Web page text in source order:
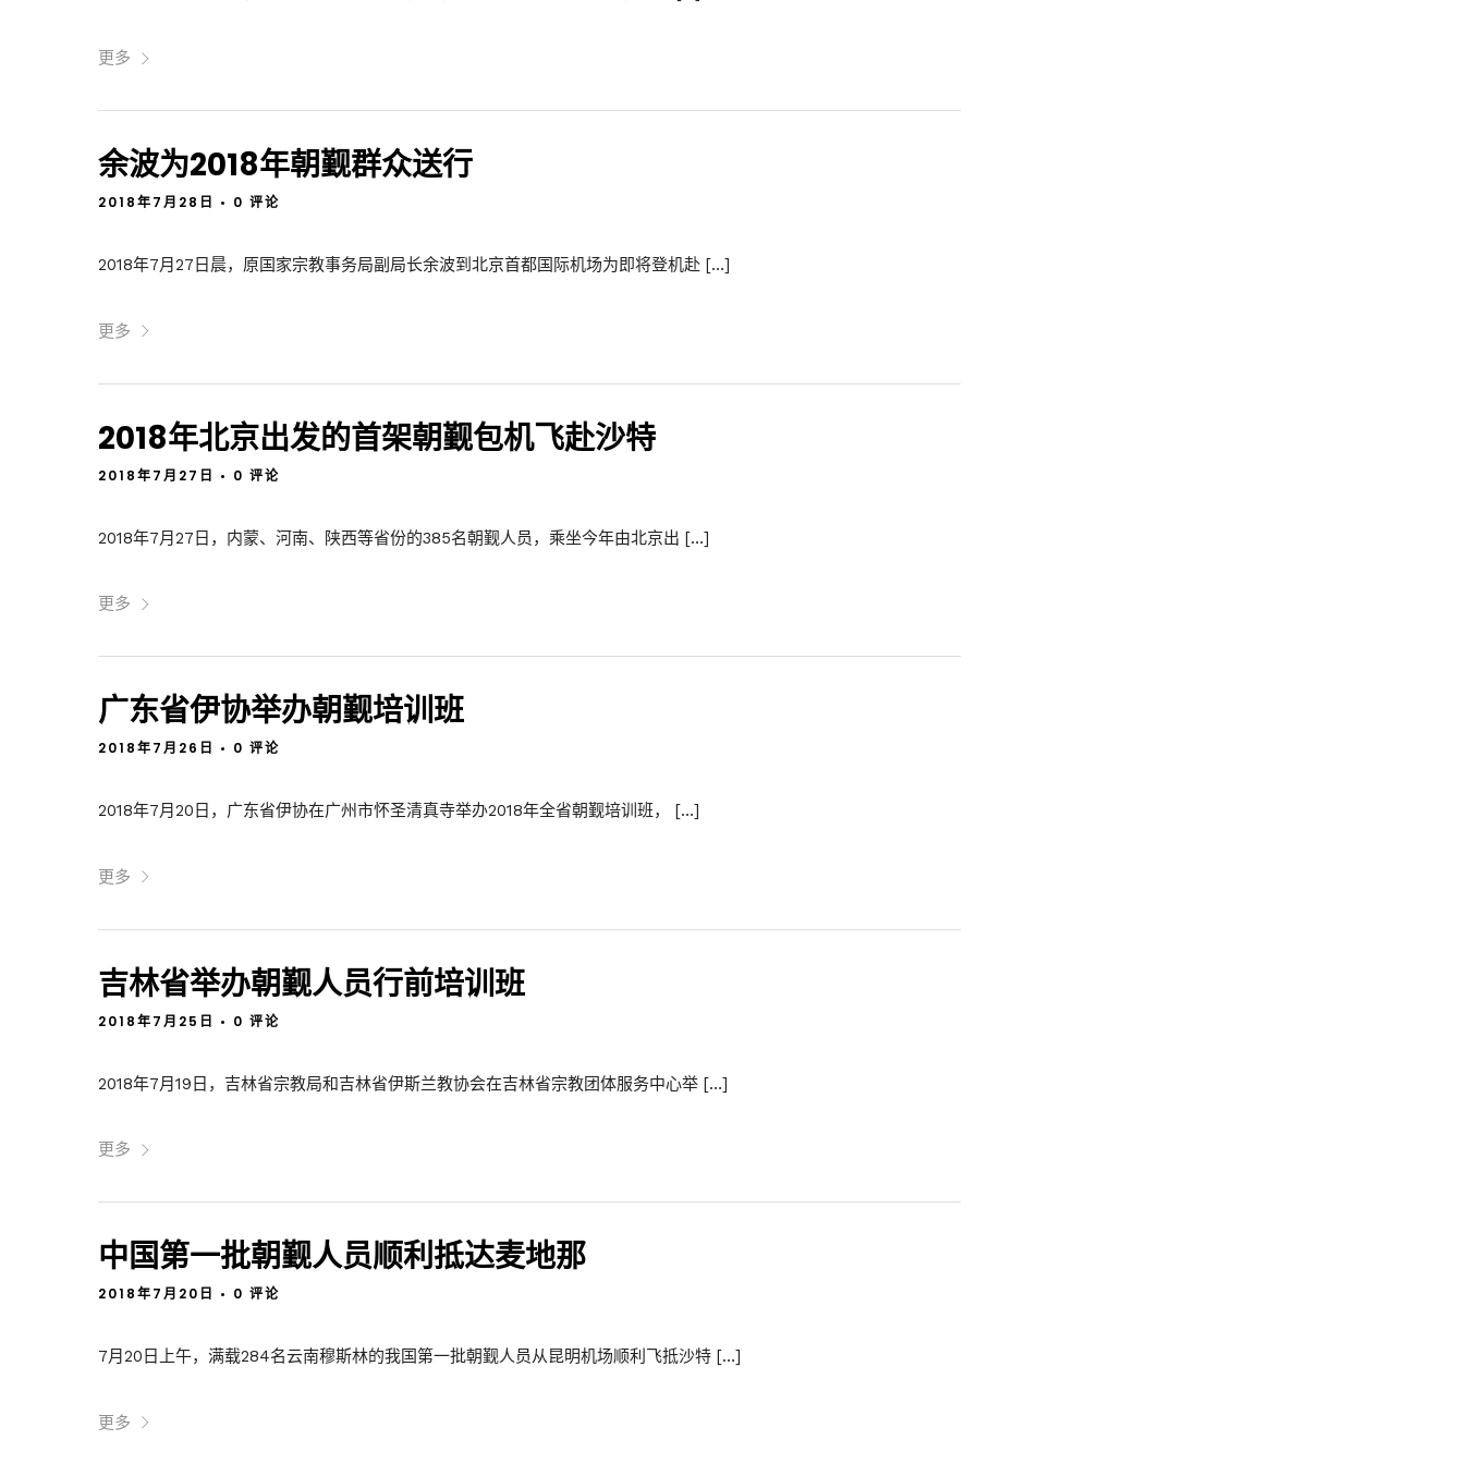
更多
余波为2018年朝觐群众送行
2018年7月28日 • 0 评论
2018年7月27日晨，原国家宗教事务局副局长余波到北京首都国际机场为即将登机赴 […]
更多
2018年北京出发的首架朝觐包机飞赴沙特
2018年7月27日 • 0 评论
2018年7月27日，内蒙、河南、陕西等省份的385名朝觐人员，乘坐今年由北京出 […]
更多
广东省伊协举办朝觐培训班
2018年7月26日 • 0 评论
2018年7月20日，广东省伊协在广州市怀圣清真寺举办2018年全省朝觐培训班， […]
更多
吉林省举办朝觐人员行前培训班
2018年7月25日 • 0 评论
2018年7月19日，吉林省宗教局和吉林省伊斯兰教协会在吉林省宗教团体服务中心举 […]
更多
中国第一批朝觐人员顺利抵达麦地那
2018年7月20日 • 0 评论
7月20日上午，满载284名云南穆斯林的我国第一批朝觐人员从昆明机场顺利飞抵沙特 […]
更多